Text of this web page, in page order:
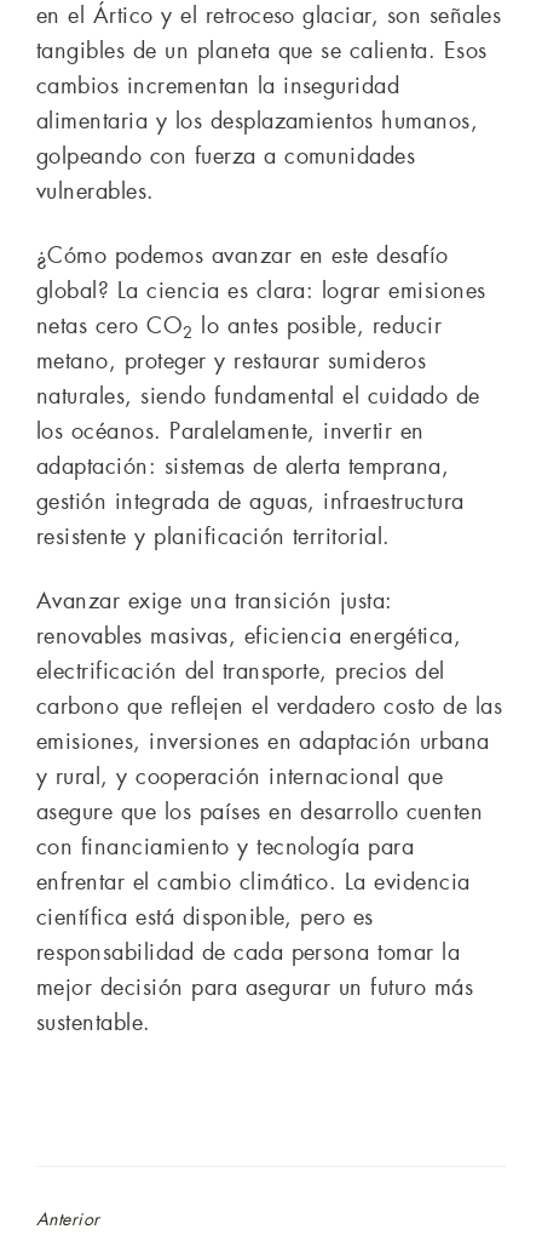
en el Ártico y el retroceso glaciar, son señales
tangibles de un planeta que se calienta. Esos
cambios incrementan la inseguridad
alimentaria y los desplazamientos humanos,
golpeando con fuerza a comunidades
vulnerables.
¿Cómo podemos avanzar en este desafío
global? La ciencia es clara: lograr emisiones
netas cero CO2 lo antes posible, reducir
metano, proteger y restaurar sumideros
naturales, siendo fundamental el cuidado de
los océanos. Paralelamente, invertir en
adaptación: sistemas de alerta temprana,
gestión integrada de aguas, infraestructura
resistente y planificación territorial.
Avanzar exige una transición justa:
renovables masivas, eficiencia energética,
electrificación del transporte, precios del
carbono que reflejen el verdadero costo de las
emisiones, inversiones en adaptación urbana
y rural, y cooperación internacional que
asegure que los países en desarrollo cuenten
con financiamiento y tecnología para
enfrentar el cambio climático. La evidencia
científica está disponible, pero es
responsabilidad de cada persona tomar la
mejor decisión para asegurar un futuro más
sustentable.
Anterior